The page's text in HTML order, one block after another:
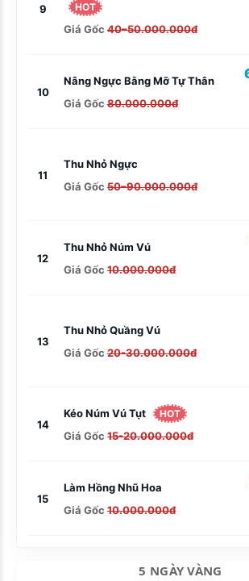
9 HOT
Giá Gốc 40–50.000.000đ
10
Nâng Ngực Bằng Mỡ Tự Thân
Giá Gốc 80.000.000đ
11
Thu Nhỏ Ngực
Giá Gốc 50–90.000.000đ
12
Thu Nhỏ Núm Vú
Giá Gốc 10.000.000đ
13
Thu Nhỏ Quầng Vú
Giá Gốc 20-30.000.000đ
14
Kéo Núm Vú Tụt HOT
Giá Gốc 15-20.000.000đ
15
Làm Hồng Nhũ Hoa
Giá Gốc 10.000.000đ
5 NGÀY VÀNG